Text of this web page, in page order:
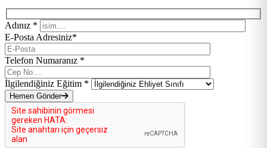
Adınız *
E-Posta Adresiniz*
Telefon Numaranız *
İlgilendiğiniz Eğitim *
Hemen Gönder